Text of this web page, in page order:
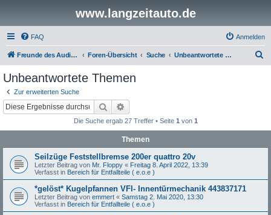
www.langzeitauto.de
FAQ Anmelden
Freunde des Audi Typ 44 e.V. Foren-Übersicht Suche Unbeantwortete Themen
Unbeantwortete Themen
Zur erweiterten Suche
Suche
Die Suche ergab 27 Treffer • Seite 1 von 1
Themen
Seilzüge Feststellbremse 200er quattro 20v
Letzter Beitrag von Mr. Floppy « Freitag 8. April 2022, 13:39
Verfasst in Bereich für Entfallteile ( e.o.e )
*gelöst* Kugelpfannen VFl- Innentürmechanik 443837171
Letzter Beitrag von emmert « Samstag 2. Mai 2020, 13:30
Verfasst in Bereich für Entfallteile ( e.o.e )